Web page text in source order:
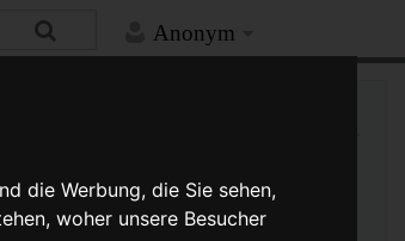
die Werbung, die Sie sehen,
woher unsere Besucher
Anonym
Änderungen an verlinkten
Seiten